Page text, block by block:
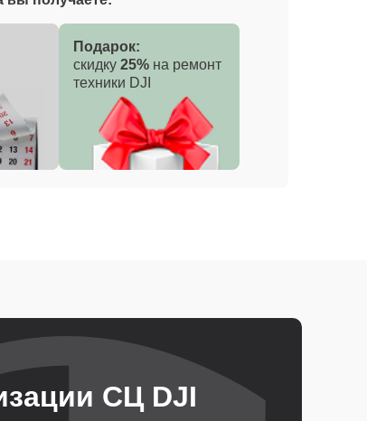
Подарок:
скидку 25% на ремонт
техники DJI
СЦ DJI